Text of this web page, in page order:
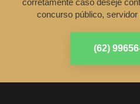
corretamente caso deseje
concurso público, servidor
(62)